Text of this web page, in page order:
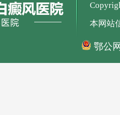
本网站
鄂公